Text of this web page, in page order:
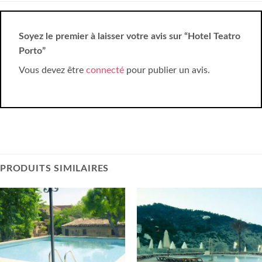
Soyez le premier à laisser votre avis sur “Hotel Teatro
Porto”
Vous devez être connecté pour publier un avis.
PRODUITS SIMILAIRES